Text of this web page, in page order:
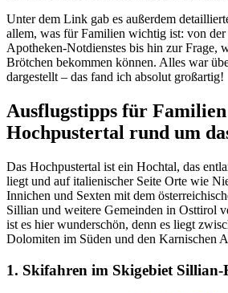
Unter dem Link gab es außerdem
allem, was für Familien wichtig ist: von der
Apotheken-Notdienstes bis hin zur Frage,
Brötchen bekommen können. Alles war
dargestellt – das fand ich absolut großartig!
Ausflugstipps für
Hochpustertal rund um
Das Hochpustertal ist ein Hochtal, das
liegt und auf italienischer Seite Orte wie
Innichen und Sexten mit dem
Sillian und weitere Gemeinden in Osttirol
ist es hier wunderschön, denn es liegt
Dolomiten im Süden und den Karnischen
1. Skifahren im Skigebiet Sillian-